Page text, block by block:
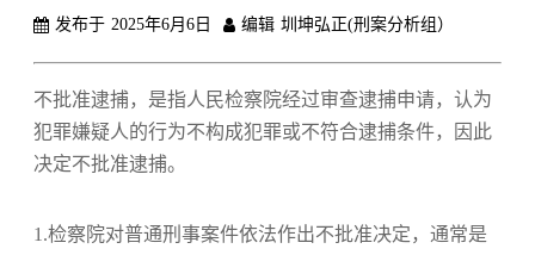
发布于 2025年6月6日 编辑 圳坤弘正(刑案分析组）
不批准逮捕，是指人民检察院经过审查逮捕申请，认为
犯罪嫌疑人的行为不构成犯罪或不符合逮捕条件，因此
决定不批准逮捕。
1.检察院对普通刑事案件依法作出不批准决定，通常是